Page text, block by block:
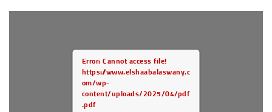
Error: Cannot access file!
https://www.elshaabalaswany.c
om/wp-
content/uploads/2025/04/pdf
.pdf